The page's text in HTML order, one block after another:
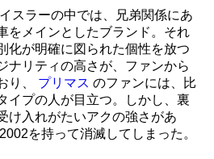
スラーの中では、兄弟関係にあ
をメインとしたブランド。それ
化が明確に図られた個性を放つ
ナリティの高さが、ファンから
り、 プリマス のファンには、比
イプの人が目立つ。しかし、裏
け入れがたいアクの強さがあ
を持って消滅してしまった。